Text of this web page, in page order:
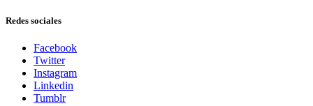
Redes sociales
Facebook
Twitter
Instagram
Linkedin
Tumblr